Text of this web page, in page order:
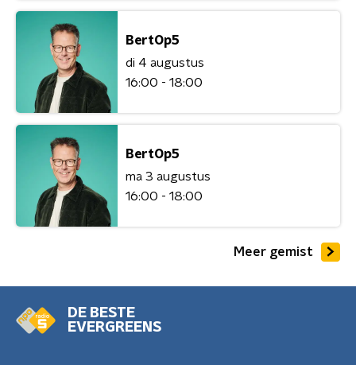
BertOp5
di 4 augustus
16:00 - 18:00
BertOp5
ma 3 augustus
16:00 - 18:00
Meer gemist
DE BESTE
EVERGREENS